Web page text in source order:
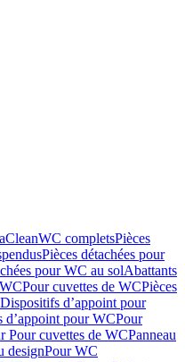
WC completsPièces
Pièces détachées pour
pour WC au solAbattants
Pour cuvettes de WCPièces
Dispositifs d’appoint pour
d’appoint pour WCPour
Pour cuvettes de WCPanneau
designPour WC